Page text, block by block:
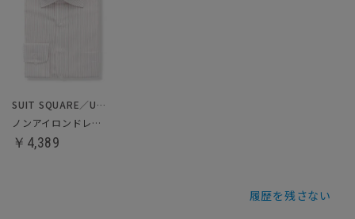
SUIT SQUARE／UNIVERSAL LANGUAGE
ノンアイロンドレスシャツ
￥4,389
履歴を残さない